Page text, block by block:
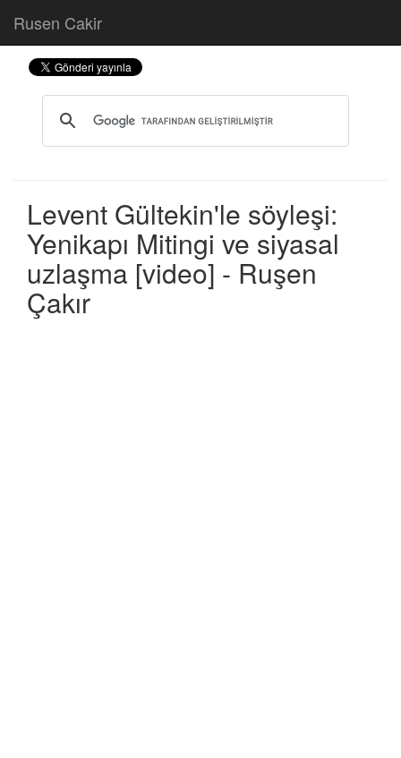
Rusen Cakir
Levent Gültekin'le söyleşi:
Yenikapı Mitingi ve siyasal
uzlaşma [video] - Ruşen
Çakır